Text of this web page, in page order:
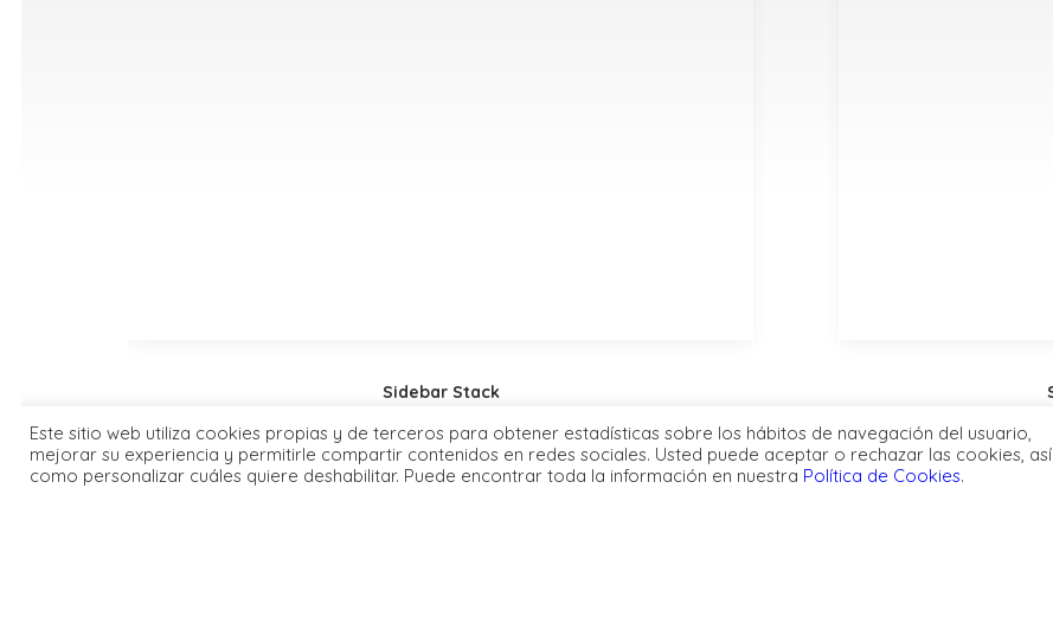
Este sitio web utiliza cookies propias y de terceros para obtener estadísticas sobre los hábitos de navegación del usuario,
mejorar su experiencia y permitirle compartir contenidos en redes sociales. Usted puede aceptar o rechazar las cookies, así
como personalizar cuáles quiere deshabilitar. Puede encontrar toda la información en nuestra Política de Cookies.